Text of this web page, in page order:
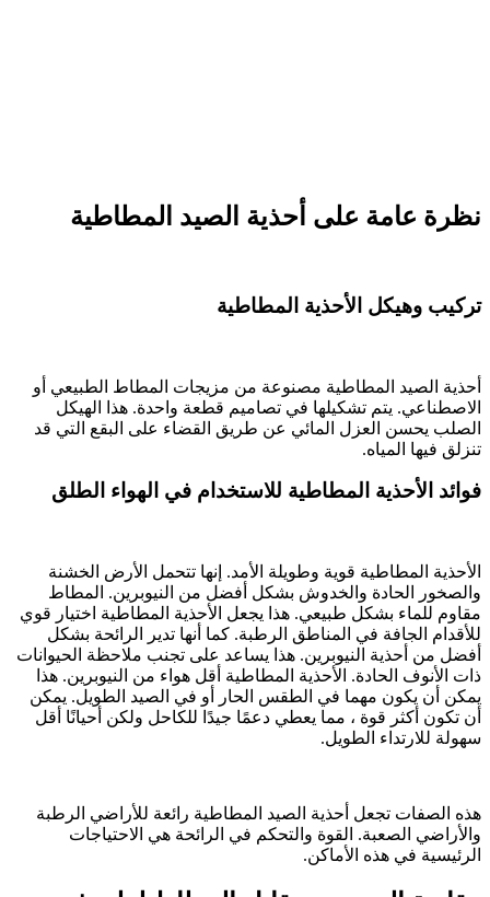
نظرة عامة على أحذية الصيد المطاطية
تركيب وهيكل الأحذية المطاطية
أحذية الصيد المطاطية مصنوعة من مزيجات المطاط الطبيعي أو
الاصطناعي. يتم تشكيلها في تصاميم قطعة واحدة. هذا الهيكل
الصلب يحسن العزل المائي عن طريق القضاء على البقع التي قد
تنزلق فيها المياه.
فوائد الأحذية المطاطية للاستخدام في الهواء الطلق
الأحذية المطاطية قوية وطويلة الأمد. إنها تتحمل الأرض الخشنة
والصخور الحادة والخدوش بشكل أفضل من النيوبرين. المطاط
مقاوم للماء بشكل طبيعي. هذا يجعل الأحذية المطاطية اختيار قوي
للأقدام الجافة في المناطق الرطبة. كما أنها تدير الرائحة بشكل
أفضل من أحذية النيوبرين. هذا يساعد على تجنب ملاحظة الحيوانات
ذات الأنوف الحادة. الأحذية المطاطية أقل هواء من النيوبرين. هذا
يمكن أن يكون مهما في الطقس الحار أو في الصيد الطويل. يمكن
أن تكون أكثر قوة ، مما يعطي دعمًا جيدًا للكاحل ولكن أحيانًا أقل
سهولة للارتداء الطويل.
هذه الصفات تجعل أحذية الصيد المطاطية رائعة للأراضي الرطبة
والأراضي الصعبة. القوة والتحكم في الرائحة هي الاحتياجات
الرئيسية في هذه الأماكن.